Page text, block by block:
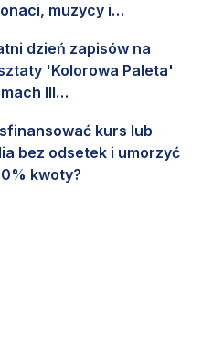
muzycy i
dzień zapisów na
'Kolorowa Paleta'
III
kurs lub
bez odsetek i umorzyć
kwoty?